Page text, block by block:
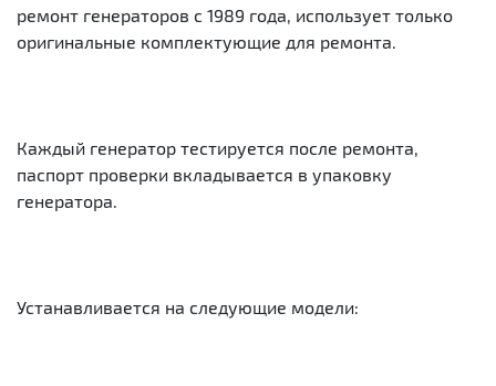
ремонт генераторов с 1989 года, использует только
оригинальные комплектующие для ремонта.
Каждый генератор тестируется после ремонта,
паспорт проверки вкладывается в упаковку
генератора.
Устанавливается на следующие модели: